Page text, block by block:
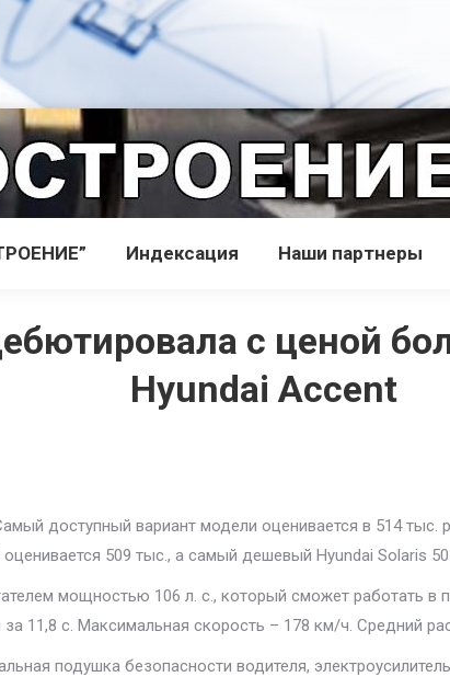
Индекcация Наши партнеры
с ценой
Hyundai Accent
доступный вариант модели оценивается в 514 тыс.
509 тыс., а самый дешевый Hyundai Solaris
мощностью 106 л. с., который сможет работать в
11,8 с. Максимальная скорость – 178 км/ч. Средний
подушка безопасности водителя,